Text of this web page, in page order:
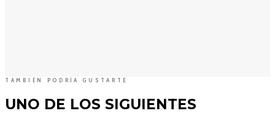
TAMBIÉN PODRÍA GUSTARTE
UNO DE LOS SIGUIENTES